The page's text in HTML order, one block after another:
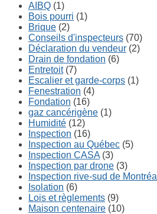
AIBQ (1)
Bois pourri (1)
Brique (2)
Conseils d'inspecteurs (70)
Déclaration du vendeur (2)
Drain de fondation (6)
Entretoit(7)
Escalier et garde-corps (1)
Fenestration (4)
Fondation (16)
gaz cancérigène (1)
Humidité (12)
Inspection (16)
Inspection au Québec (5)
Inspection CASA (3)
Inspection par drone (3)
Inspection rive-sud de Montréal
Isolation (6)
Lois et règlements (9)
Maison centenaire (10)